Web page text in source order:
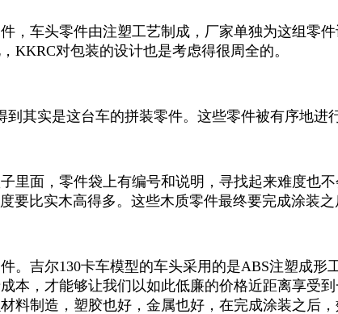
，车头零件由注塑工艺制成，厂家单独为这组零
KKRC对包装的设计也是考虑得很周全的。
到其实是这台车的拼装零件。这些零件被有序地进
里面，零件袋上有编号和说明，寻找起来难度也
要比实木高得多。这些木质零件最终要完成涂装之
。吉尔130卡车模型的车头采用的是ABS注塑成
本，才能够让我们以如此低廉的价格近距离享受
料制造，塑胶也好，金属也好，在完成涂装之后